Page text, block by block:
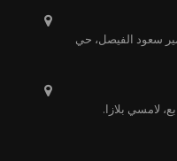
سعود الفيصل، حي
لامسي بلازا.